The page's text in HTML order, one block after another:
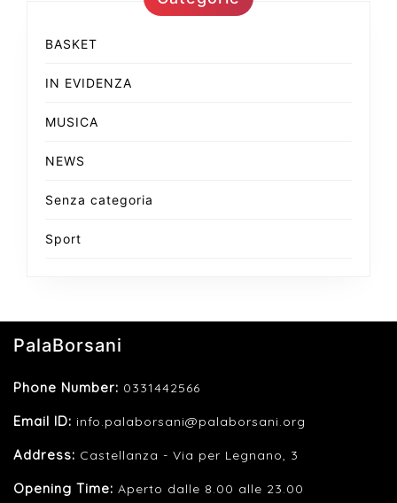
BASKET
IN EVIDENZA
MUSICA
NEWS
Senza categoria
Sport
PalaBorsani
Phone Number: 0331442566
Email ID: info.palaborsani@palaborsani.org
Address: Castellanza - Via per Legnano, 3
Opening Time: Aperto dalle 8.00 alle 23.00